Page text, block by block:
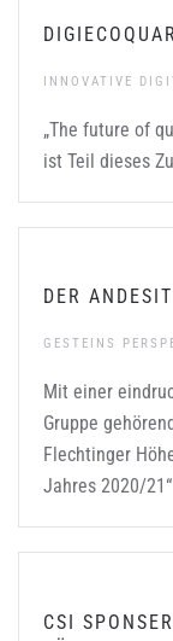
INNOVATIVE
„The future of
ist Teil dieses
DER
GESTEINS
Mit einer
Gruppe
Flechtinger
Jahres 2020/
CSI